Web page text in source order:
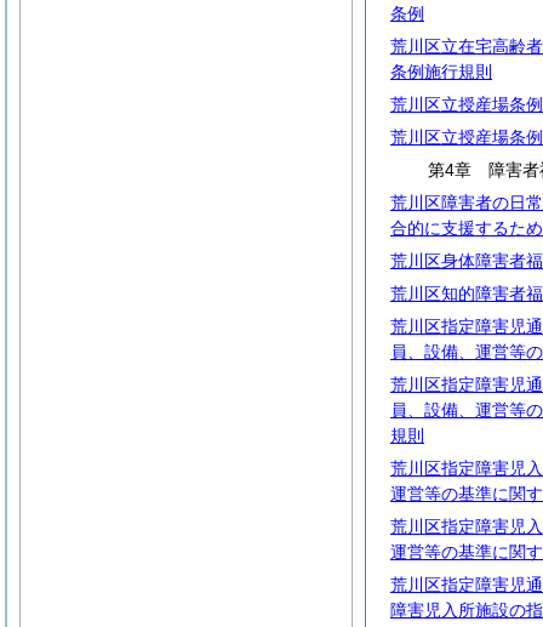
条例
荒川区立在宅高齢
条例施行規則
荒川区立授産場条例
荒川区立授産場条
第4章 障害者
荒川区障害者の日
合的に支援するた
荒川区身体障害者
荒川区知的障害者
荒川区指定障害児
員、設備、運営等
荒川区指定障害児
員、設備、運営等
規則
荒川区指定障害児
運営等の基準に関
荒川区指定障害児
運営等の基準に関
荒川区指定障害児
障害児入所施設の